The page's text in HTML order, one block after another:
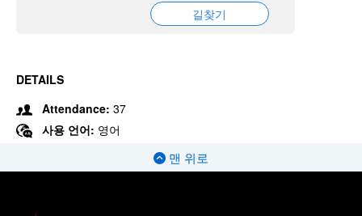
길찾기
DETAILS
Attendance: 37
사용 언어: 영어
맨 위로